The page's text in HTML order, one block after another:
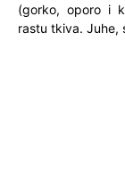
(gorko, oporo i
rastu tkiva. Juhe,